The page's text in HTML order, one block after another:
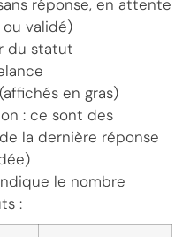
réponse, en attente
validé)
du statut
en gras)
: ce sont des
la dernière réponse
le nombre
: